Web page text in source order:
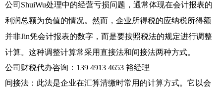
公司ShuiWu处理中的经营亏损问题，通常体现在会计报表的
利润总额为负值的情况。然而，企业所得税的应纳税所得额
并非Jin凭会计报表的数字，而是要按照税法的规定进行调整
计算。这种调整计算常采用直接法和间接法两种方式。
公司财税代办咨询：139 4913 4653 裕经理
间接法：此法是企业在汇算清缴时常用的计算方式。它以会